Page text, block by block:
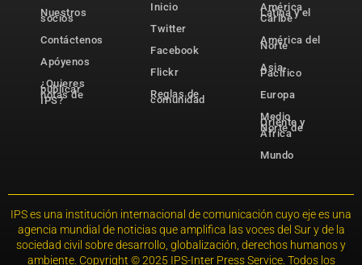
Nuestros
socios
Contáctenos
Apóyenos
¿Quieres
publicar
notas de
IPS?
Inicio
Twitter
Facebook
Flickr
Reglas de
comunidad
América
Latina y el
Caribe
América del
Norte
Asia-
Pacífico
Europa
Medio
Oriente y
Norte de
África
Mundo
IPS es una institución internacional de comunicación cuyo eje es una
agencia mundial de noticias que amplifica las voces del Sur y de la
sociedad civil sobre desarrollo, globalización, derechos humanos y
ambiente. Copyright © 2025 IPS-Inter Press Service. Todos los